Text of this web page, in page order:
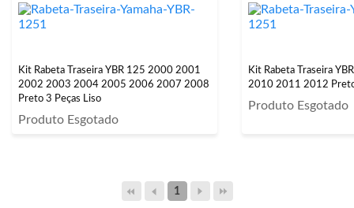
Kit Rabeta Traseira YBR 125 2000 2001
2002 2003 2004 2005 2006 2007 2008
Preto 3 Peças Liso
Produto Esgotado
Kit Rabeta Traseira
2010 2011 2012
Produto Esgotado
1